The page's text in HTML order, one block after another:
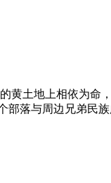
地上相依为命
落与周边兄弟民